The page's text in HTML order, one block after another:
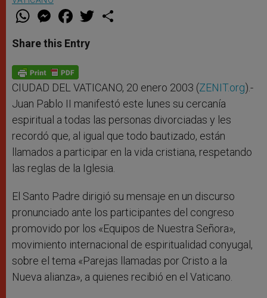
W
t
s
p
p
M
e
s
e
g
e
r
F
a
e
b
o
k
w
Share this Entry
CIUDAD DEL VATICANO, 20 enero 2003 (ZENIT.org).-
Juan Pablo II manifestó este lunes su cercanía
espiritual a todas las personas divorciadas y les
recordó que, al igual que todo bautizado, están
llamados a participar en la vida cristiana, respetando
las reglas de la Iglesia.
El Santo Padre dirigió su mensaje en un discurso
pronunciado ante los participantes del congreso
promovido por los «Equipos de Nuestra Señora»,
movimiento internacional de espiritualidad conyugal,
sobre el tema «Parejas llamadas por Cristo a la
Nueva alianza», a quienes recibió en el Vaticano.